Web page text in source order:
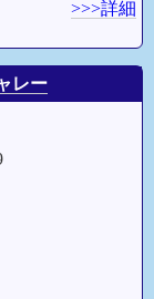
>>>詳細
レー